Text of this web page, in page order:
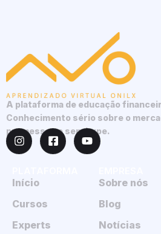
A plataforma de educação
Conhecimento sério sobre o
promessas e sem hype.
Início
Cursos
Experts
Sobre nós
Blog
Notícias